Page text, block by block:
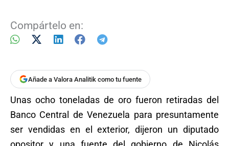
Compártelo en:
Añade a Valora Analitik como tu fuente
Unas ocho toneladas de oro fueron retiradas del
Banco Central de Venezuela para presuntamente
ser vendidas en el exterior, dijeron un diputado